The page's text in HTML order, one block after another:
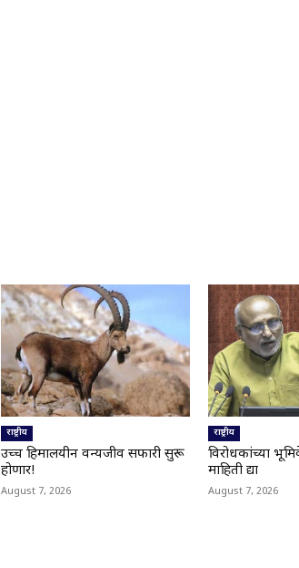
राष्ट्रीय
उच्च हिमालयीन वन्यजीव सफारी सुरू
होणार!
August 7, 2026
राष्ट्रीय
विरोधकांच्या
माहिती द्या
August 7, 2026